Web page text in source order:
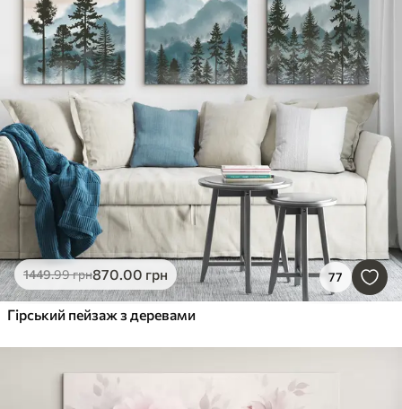
1449.99грн870 .00 грн 77
Гірський пейзаж з деревами